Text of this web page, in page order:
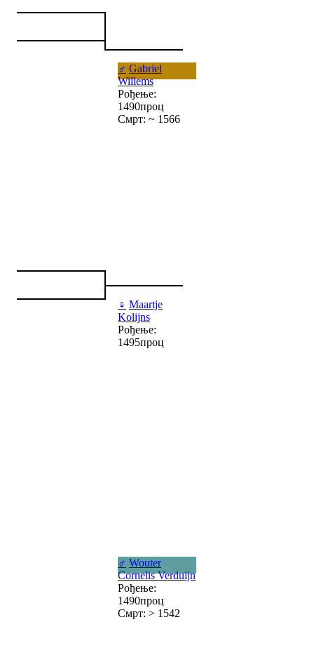
♂ Gabriel
Willems
Рођење:
1490проц
Смрт: ~ 1566
♀ Maartje
Kolijns
Рођење:
1495проц
♂ Wouter
Cornelis Verduijn
Рођење:
1490проц
Смрт: > 1542